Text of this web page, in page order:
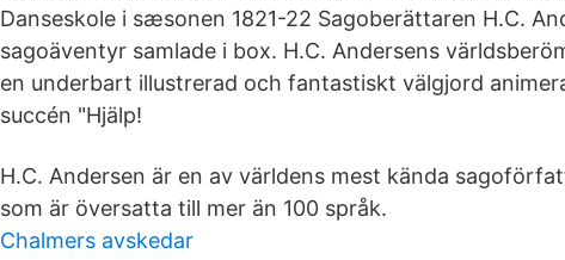
Danseskole i sæsonen 1821-22 Sagoberättaren H.C.
sagoäventyr samlade i box. H.C. Andersens
en underbart illustrerad och fantastiskt välgjord
succén "Hjälp!
H.C. Andersen är en av världens mest kända
som är översatta till mer än 100 språk.
Chalmers avskedar